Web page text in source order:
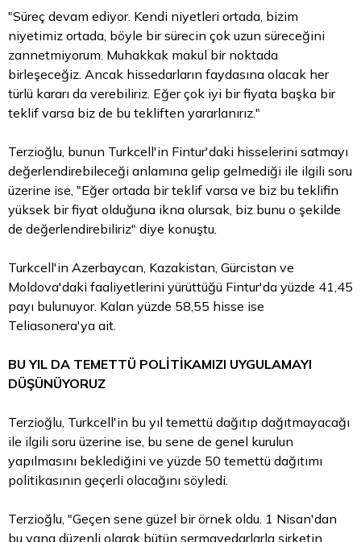
"Süreç devam ediyor. Kendi niyetleri ortada, bizim
niyetimiz ortada, böyle bir sürecin çok uzun süreceğini
zannetmiyorum. Muhakkak makul bir noktada
birleşeceğiz. Ancak hissedarların faydasına olacak her
türlü kararı da verebiliriz. Eğer çok iyi bir fiyata başka bir
teklif varsa biz de bu tekliften yararlanırız."
Terzioğlu, bunun Turkcell'in Fintur'daki hisselerini satmayı
değerlendirebileceği anlamına gelip gelmediği ile ilgili soru
üzerine ise, "Eğer ortada bir teklif varsa ve biz bu teklifin
yüksek bir fiyat olduğuna ikna olursak, biz bunu o şekilde
de değerlendirebiliriz" diye konuştu.
Turkcell'in Azerbaycan, Kazakistan, Gürcistan ve
Moldova'daki faaliyetlerini yürüttüğü Fintur'da yüzde 41,45
payı bulunuyor. Kalan yüzde 58,55 hisse ise
Teliasonera'ya ait.
BU YIL DA TEMETTÜ POLİTİKAMIZI UYGULAMAYI
DÜŞÜNÜYORUZ
Terzioğlu, Turkcell'in bu yıl temettü dağıtıp dağıtmayacağı
ile ilgili soru üzerine ise, bu sene de genel kurulun
yapılmasını beklediğini ve yüzde 50 temettü dağıtımı
politikasının geçerli olacağını söyledi.
Terzioğlu, "Geçen sene güzel bir örnek oldu. 1 Nisan'dan
bu yana düzenli olarak bütün sermayedarlarla şirketin